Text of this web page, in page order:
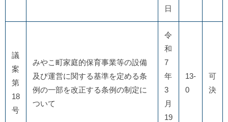
日
議
案
第
18
号
みやこ町家庭的保育事業等の設備
及び運営に関する基準を定める条
例の一部を改正する条例の制定に
ついて
令
和
7
年
3
月
19
13-
0
可
決